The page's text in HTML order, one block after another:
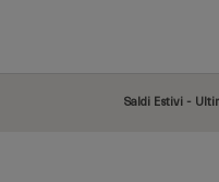
Saldi Estivi -